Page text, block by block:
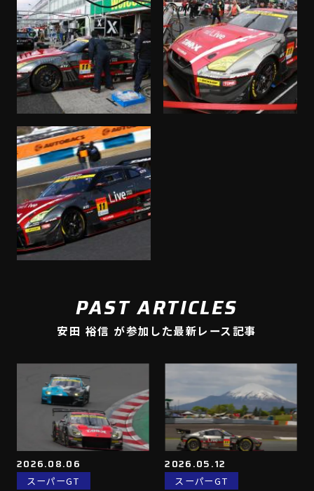
PAST ARTICLES
安田 裕信 が参加した最新レース記事
2026.08.06
スーパーGT
2026.05.12
スーパーGT